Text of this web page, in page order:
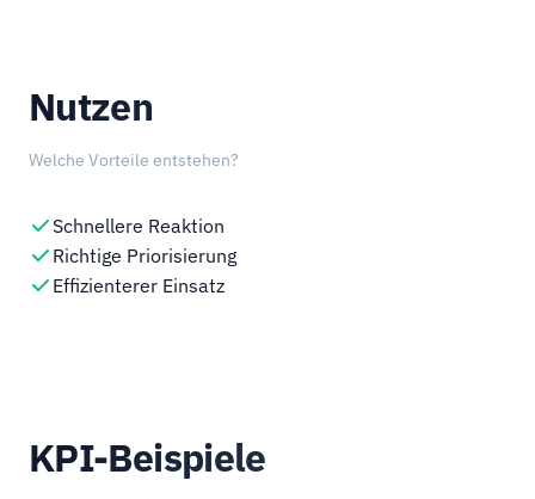
Nutzen
Welche Vorteile entstehen?
Schnellere Reaktion
Richtige Priorisierung
Effizienterer Einsatz
KPI-Beispiele